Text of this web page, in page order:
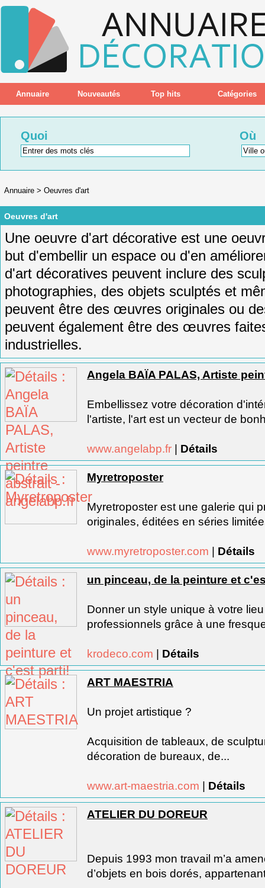
Annuaire Nouveautés Top hits Catégories
Quoi Où
Annuaire > Oeuvres d'art
Oeuvres d'art
Une oeuvre d'art décorative est une oeu
but d'embellir un espace ou d'en améli
d'art décoratives peuvent inclure des
photographies, des objets sculptés et mê
peuvent être des œuvres originales ou
peuvent également être des œuvres fa
industrielles.
Angela BAÏA PALAS, Artiste
Embellissez votre décoration
l'artiste, l'art est un vecteur de
www.angelabp.fr | Détails
Myretroposter
Myretroposter est une galerie qui
originales, éditées en séries
www.myretroposter.com | Détails
un pinceau, de la peinture et
Donner un style unique à votre
professionnels grâce à une
krodeco.com | Détails
ART MAESTRIA
Un projet artistique ?
Acquisition de tableaux, de
décoration de bureaux, de...
www.art-maestria.com | Détails
ATELIER DU DOREUR
Depuis 1993 mon travail m’a
d’objets en bois dorés,